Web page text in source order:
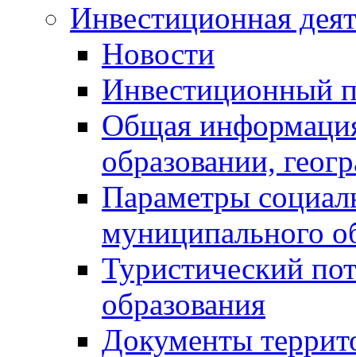
Инвестиционная
Новости
Инвестиционный
Общая
образовании,
Параметры
муниципального
Туристический
образования
Документы